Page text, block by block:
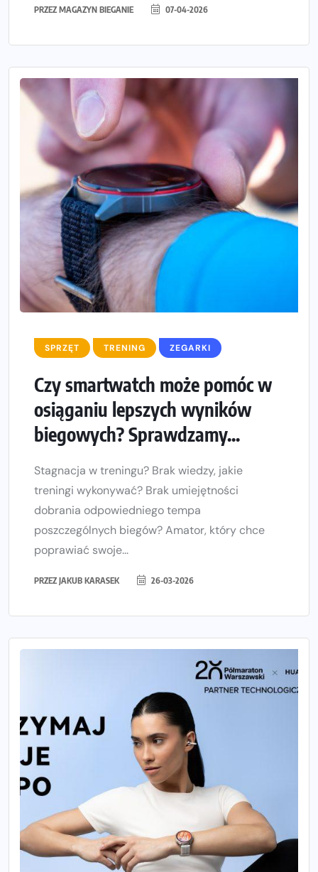
PRZEZ MAGAZYN BIEGANIE 07-04-2026
SPRZĘT TRENING ZEGARKI
Czy smartwatch może pomóc w
osiąganiu lepszych wyników
biegowych? Sprawdzamy...
Stagnacja w treningu? Brak wiedzy, jakie
treningi wykonywać? Brak umiejętności
dobrania odpowiedniego tempa
poszczególnych biegów? Amator, który chce
poprawiać swoje...
PRZEZ JAKUB KARASEK 26-03-2026